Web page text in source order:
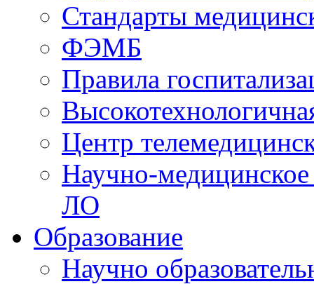
Стандарты
ФЭМБ
Правила
Центр
Научно-
ЛО
Образование
Научно